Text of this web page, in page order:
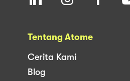
Tentang Atome
Cerita Kami
Blog